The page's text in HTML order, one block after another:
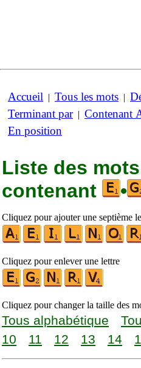
Accueil | Tous les mots |
Terminant par| Contenant
En position
Liste des
contenant
•
Cliquez pour ajouter une septième
Cliquez pour enlever une lettre
Cliquez pour changer la taille des
Tous alphabétique
10
11 12 13 14